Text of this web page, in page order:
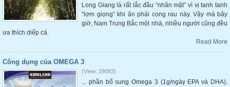
Long Giang là rất lắc đầu “nhăn mặt” vì vị tanh tanh
“lợm giọng” khi ăn phải cọng rau này. Vậy mà bây
giờ, Nam Trung Bắc một nhà, nhiều người cũng đều
ưa thích diếp cá.
Read More
Công dụng của OMEGA 3
(View: 29083)
... phần bổ sung Omega 3 (1g/ngày EPA và DHA).